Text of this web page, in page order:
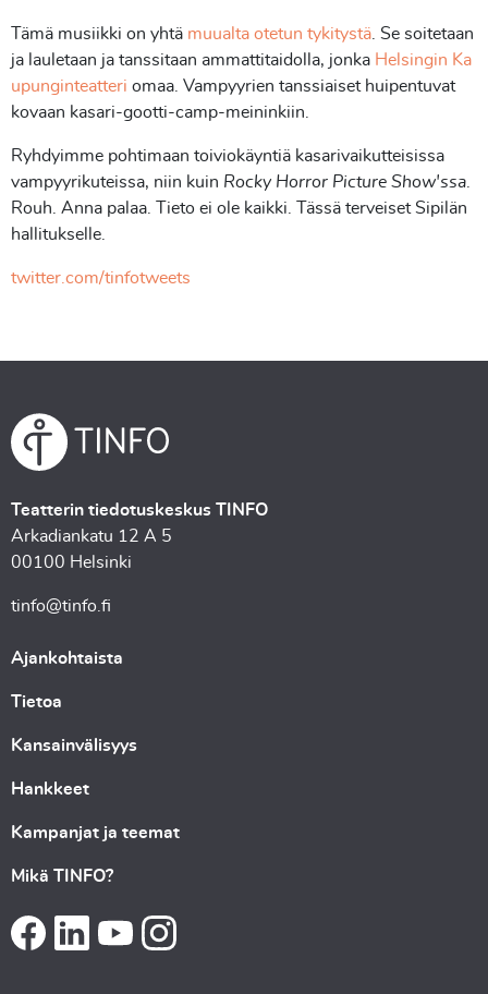
Tämä musiikki on yhtä muualta otetun tykitystä . Se soitetaan
ja lauletaan ja tanssitaan ammattitaidolla, jonka Helsingin Ka
upunginteatteri omaa. Vampyyrien tanssiaiset huipentuvat
kovaan kasari-gootti-camp-meininkiin.
Ryhdyimme pohtimaan toiviokäyntiä kasarivaikutteisissa
vampyyrikuteissa, niin kuin Rocky Horror Picture Show'ssa
Rouh. Anna palaa. Tieto ei ole kaikki. Tässä terveiset Sipilän
hallitukselle.
twitter.com/tinfotweets
Teatterin tiedotuskeskus TINFO
Arkadiankatu 12 A 5
00100 Helsinki
tinfo@tinfo.fi
Ajankohtaista
Tietoa
Kansainvälisyys
Hankkeet
Kampanjat ja teemat
Mikä TINFO?